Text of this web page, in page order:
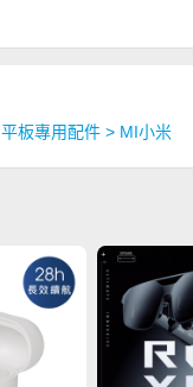
平板專用配件 > MI小米